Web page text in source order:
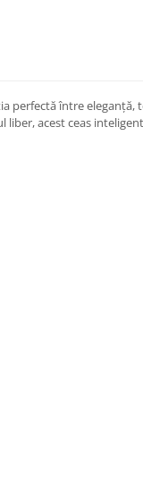
perfectă între eleganță,
liber, acest ceas